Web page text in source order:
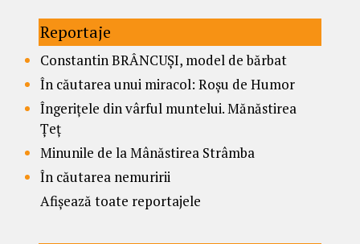
Reportaje
Constantin BRÂNCUȘI, model de bărbat
În căutarea unui miracol: Roșu de Humor
Îngerițele din vârful muntelui. Mănăstirea
Țeț
Minunile de la Mânăstirea Strâmba
În căutarea nemuririi
Afișează toate reportajele